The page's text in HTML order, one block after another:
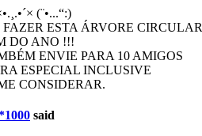
(¨•...“:)
ESTA ÁRVORE CIRCULAR
DO ANO !!!
ENVIE PARA 10 AMIGOS
ESPECIAL INCLUSIVE
CONSIDERAR.
said